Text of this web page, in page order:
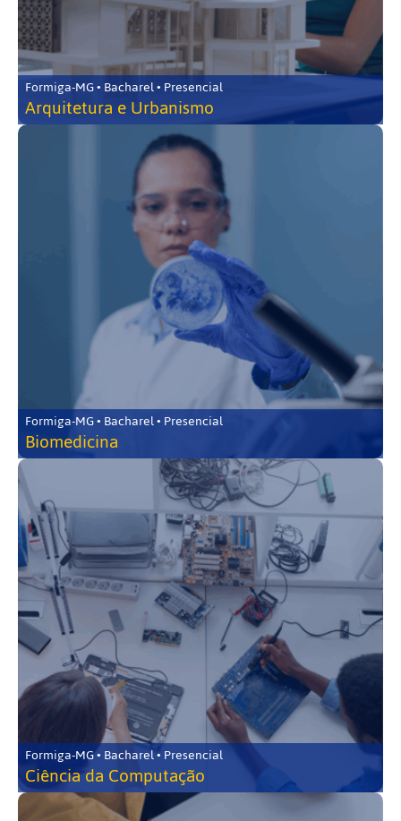
Formiga-MG • Bacharel • Presencial
Arquitetura e Urbanismo
Formiga-MG • Bacharel • Presencial
Biomedicina
Formiga-MG • Bacharel • Presencial
Ciência da Computação